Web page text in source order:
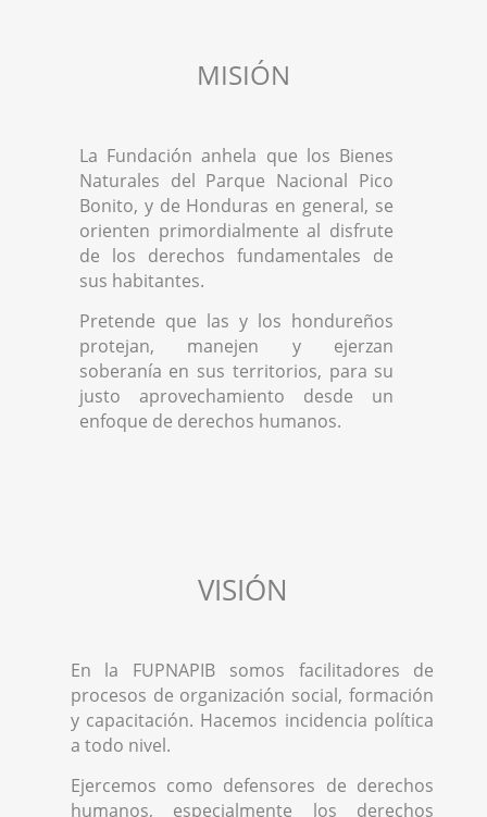
MISIÓN
La Fundación anhela que los Bienes
Naturales del Parque Nacional Pico
Bonito, y de Honduras en general, se
orienten primordialmente al disfrute
de los derechos fundamentales de
sus habitantes.
Pretende que las y los hondureños
protejan, manejen y ejerzan
soberanía en sus territorios, para su
justo aprovechamiento desde un
enfoque de derechos humanos.
VISIÓN
En la FUPNAPIB somos facilitadores de
procesos de organización social, formación
y capacitación. Hacemos incidencia política
a todo nivel.
Ejercemos como defensores de derechos
humanos, especialmente los derechos